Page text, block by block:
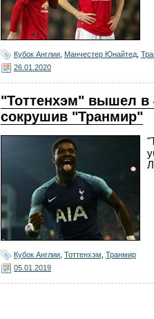
Кубок Англии Манчестер Юнайтед
26.01.2020
"Тоттенхэм" вышел в
сокрушив "Транмир"
Кубок Англии Тоттенхэм Транмир
05.01.2019